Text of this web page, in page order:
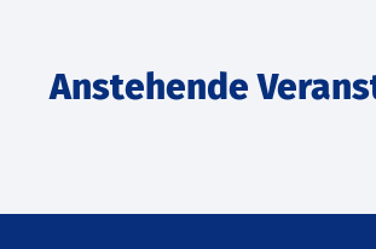
Anstehende